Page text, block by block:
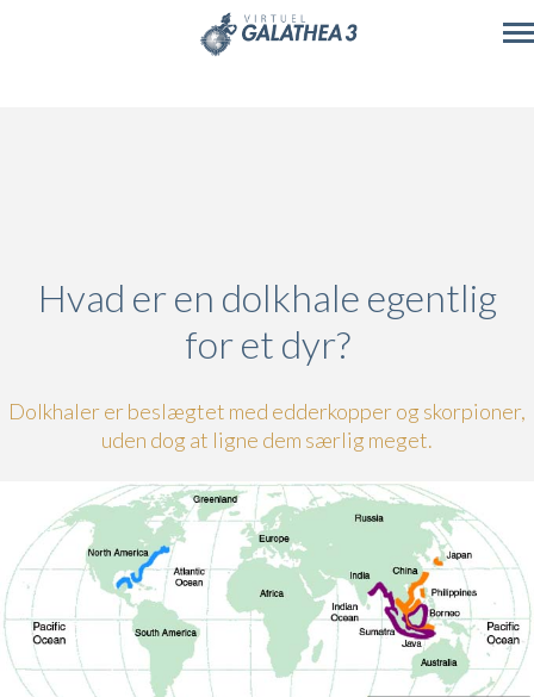
Hvad er en dolkhale egentlig
for et dyr?
Dolkhaler er beslægtet med edderkopper og skorpioner,
uden dog at ligne dem særlig meget.